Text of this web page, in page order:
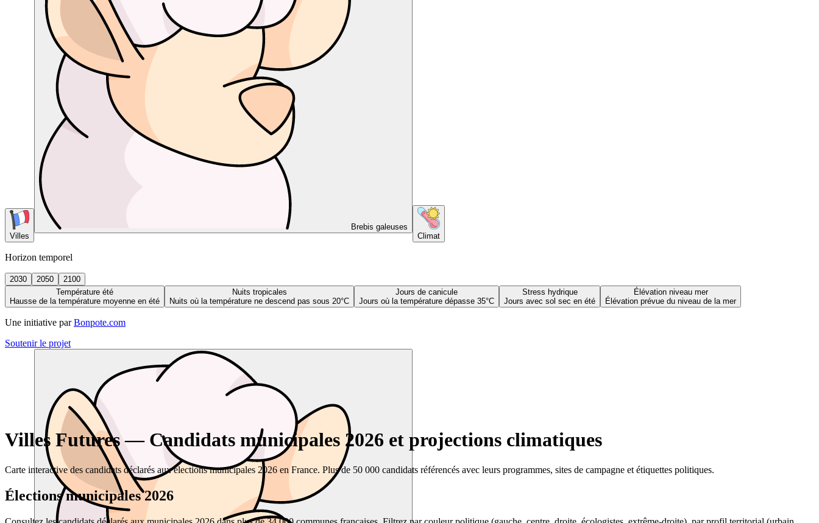
Villes
Brebis galeuses
Climat
Horizon temporel
2030 2050
2100
Température été
Hausse de la température moyenne en été
Nuits tropicales
Nuits où la température ne descend pas sous 20°C
Jours de canicule
Jours où la température dépasse 35°C
Stress hydrique
Jours avec sol sec en été
Élévation niveau mer
Élévation prévue du niveau de la mer
Une initiative par Bonpote.com
Soutenir le projet
Villes Futures — Candidats municipales 2026 et projections climatiques
Carte interactive des candidats déclarés aux élections municipales 2026 en France. Plus de 50 000 candidats référencés avec leurs programmes, sites de campagne et étiquettes politiques.
Élections municipales 2026